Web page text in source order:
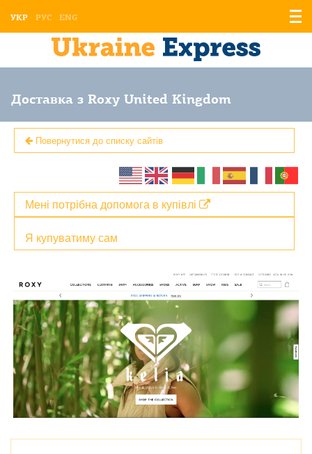
УКР РУС ENG
Доставка з Roxy United Kingdom
Повернутися до списку сайтів
Я купуватиму сам
Мені потрібна допомога в купівлі